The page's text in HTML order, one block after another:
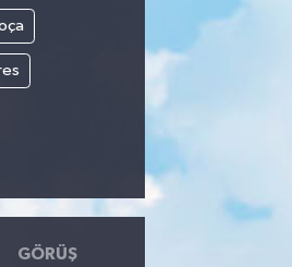
GÖRÜŞ